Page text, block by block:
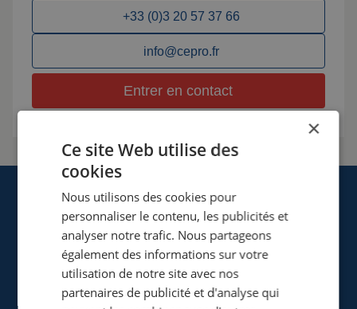
+33 (0)3 20 57 37 66
info@cepro.fr
Entrer en contact
Cepro Sarl
217, Boulevard de la Liberté
×
Ce site Web utilise des
cookies
Nous utilisons des cookies pour
personnaliser le contenu, les publicités et
analyser notre trafic. Nous partageons
également des informations sur votre
utilisation de notre site avec nos
partenaires de publicité et d'analyse qui